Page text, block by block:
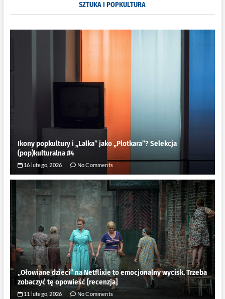
SZTUKA I POPKULTURA
Ikony popkultury i ,,Lalka” jako ,,Plotkara”? Selekcja
(pop)kulturalna #4
16 lutego, 2026 No Comments
„Ołowiane dzieci” na Netflixie to emocjonalny wycisk. Trzeba
zobaczyć tę opowieść [recenzja]
11 lutego, 2026 No Comments